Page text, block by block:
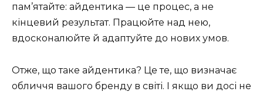
пам’ятайте: айдентика — це процес, а не
кінцевий результат. Працюйте над нею,
вдосконалюйте й адаптуйте до нових умов.
Отже, що таке айдентика? Це те, що визначає
обличчя вашого бренду в світі. І якщо ви досі не